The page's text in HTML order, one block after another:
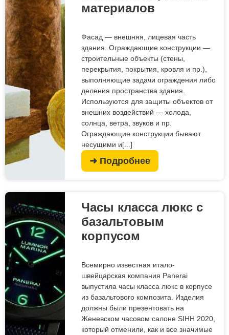
материалов
Фасад — внешняя, лицевая часть
здания. Ограждающие конструкции —
строительные объекты (стены,
перекрытия, покрытия, кровля и пр.),
выполняющие задачи ограждения либо
деления пространства здания.
Используются для защиты объектов от
внешних воздействий — холода,
солнца, ветра, звуков и пр.
Ограждающие конструкции бывают
несущими и[...]
➜ Подробнее
Часы класса люкс с
базальтовым
корпусом
Всемирно известная итало-
швейцарская компания Panerai
выпустила часы класса люкс в корпусе
из базальтового композита. Изделия
должны были презентовать на
Женевском часовом салоне SIHH 2020,
который отменили, как и все значимые